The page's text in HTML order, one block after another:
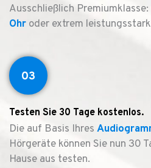
Ausschließlich
Ohr oder extrem leistungsstark
03
Testen Sie 30 Tage kostenlos.
Die auf Basis Ihres
Hörgeräte können Sie nun 30
Hause aus testen.